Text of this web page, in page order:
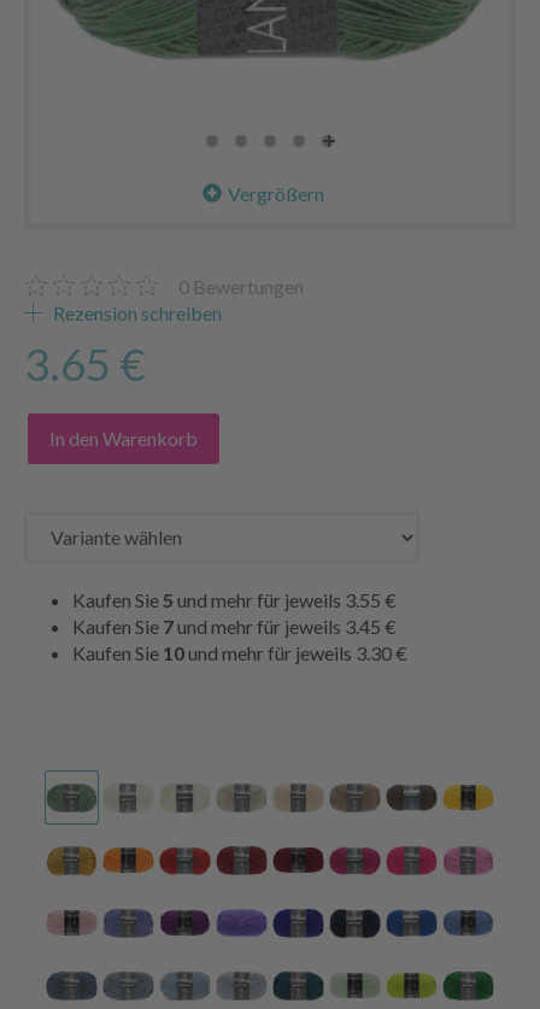
Vergrößern
0 Bewertungen
Rezension schreiben
3.65 €
In den Warenkorb
Kaufen Sie 5 und mehr für jeweils 3.55 €
Kaufen Sie 7und mehr für jeweils 3.45 €
Kaufen Sie 10und mehr für jeweils 3.30 €